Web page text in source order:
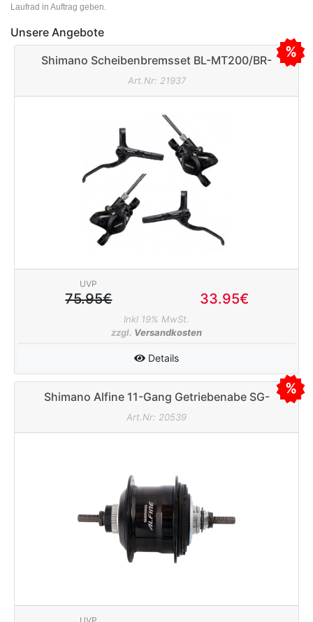
Laufrad in Auftrag geben.
Unsere Angebote
Shimano Scheibenbremsset BL-MT200/BR-
MT200 schwarz 900/1700mm
Art.Nr: 21937
UVP
75.95€ 33.95€
Inkl 19% MwSt.
zzgl. Versandkosten
Details
Shimano Alfine 11-Gang Getriebenabe SG-
S7001-11 schwarz 36 Loch
Art.Nr: 20539